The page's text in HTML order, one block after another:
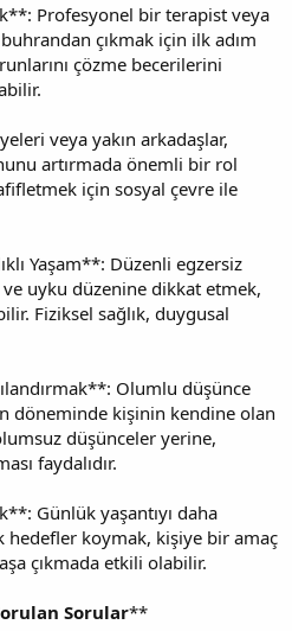
Profesyonel bir terapist veya
çıkmak için ilk adım
çözme becerilerini
veya yakın arkadaşlar,
artırmada önemli bir rol
için sosyal çevre ile
Yaşam**: Düzenli egzersiz
ve uyku düzenine dikkat etmek,
Fiziksel sağlık, duygusal
Olumlu düşünce
döneminde kişinin kendine olan
düşünceler yerine,
faydalıdır.
Günlük yaşantıyı daha
hedefler koymak, kişiye bir amaç
çıkmada etkili olabilir.
Sorular**